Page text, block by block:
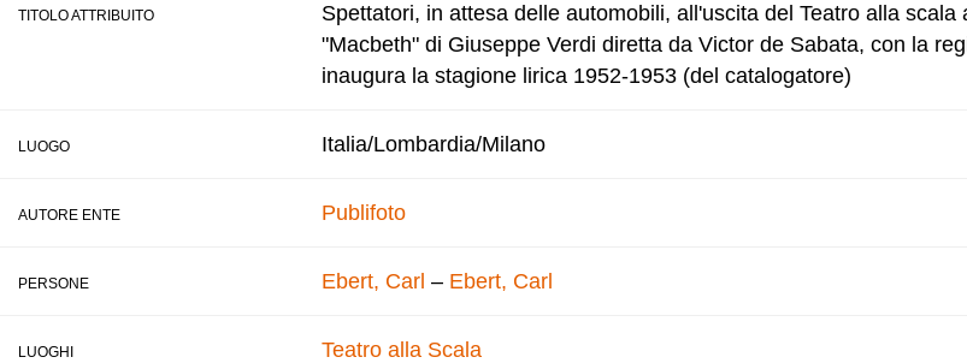
TITOLO ATTRIBUITO
Spettatori, in attesa delle automobili, all'uscita del Teatro alla scala
"Macbeth" di Giuseppe Verdi diretta da Victor de Sabata, con la
inaugura la stagione lirica 1952-1953 (del catalogatore)
LUOGO Italia/Lombardia/Milano
AUTORE ENTE Publifoto
PERSONE Ebert, Carl – Ebert, Carl
LUOGHI Teatro alla Scala